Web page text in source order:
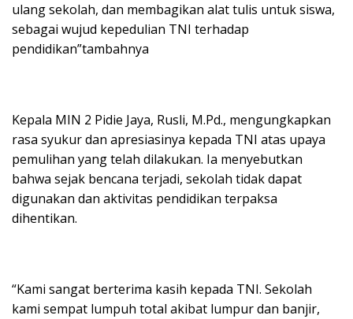
ulang sekolah, dan membagikan alat tulis untuk siswa,
sebagai wujud kepedulian TNI terhadap
pendidikan”tambahnya
Kepala MIN 2 Pidie Jaya, Rusli, M.Pd., mengungkapkan
rasa syukur dan apresiasinya kepada TNI atas upaya
pemulihan yang telah dilakukan. Ia menyebutkan
bahwa sejak bencana terjadi, sekolah tidak dapat
digunakan dan aktivitas pendidikan terpaksa
dihentikan.
“Kami sangat berterima kasih kepada TNI. Sekolah
kami sempat lumpuh total akibat lumpur dan banjir,